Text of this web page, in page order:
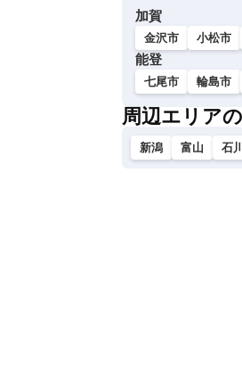
加賀
金沢市 小松市
能登
七尾市 輪島市
周辺エリア
新潟 富山 石川